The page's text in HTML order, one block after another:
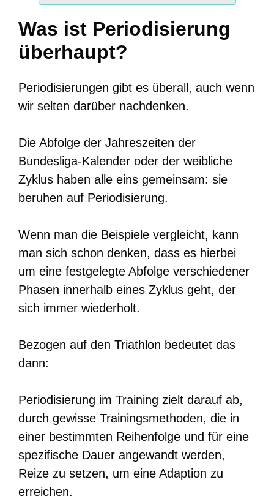
Was ist Periodisierung
überhaupt?
Periodisierungen gibt es überall, auch wenn
wir selten darüber nachdenken.
Die Abfolge der Jahreszeiten der
Bundesliga-Kalender oder der weibliche
Zyklus haben alle eins gemeinsam: sie
beruhen auf Periodisierung.
Wenn man die Beispiele vergleicht, kann
man sich schon denken, dass es hierbei
um eine festgelegte Abfolge verschiedener
Phasen innerhalb eines Zyklus geht, der
sich immer wiederholt.
Bezogen auf den Triathlon bedeutet das
dann:
Periodisierung im Training zielt darauf ab,
durch gewisse Trainingsmethoden, die in
einer bestimmten Reihenfolge und für eine
spezifische Dauer angewandt werden,
Reize zu setzen, um eine Adaption zu
erreichen.